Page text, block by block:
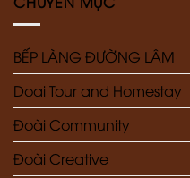
BẾP LÀNG ĐƯỜNG LÂM
Doai Tour and Homestay
Đoài Community
Đoài Creative